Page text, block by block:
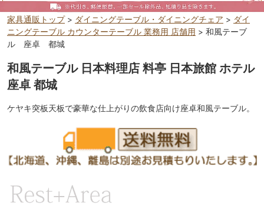
家具通販トップ> ダイニングテーブル・ダイニングチェア > ダイ
ニングテーブル カウンターテーブル 業務用 店舗用 > 和風テーブ
ル 座卓 都城
和風テーブル 日本料理店 料亭 日本旅館 ホテル
座卓 都城
ケヤキ突板天板で豪華な仕上がりの飲食店向け座卓和風テーブル。